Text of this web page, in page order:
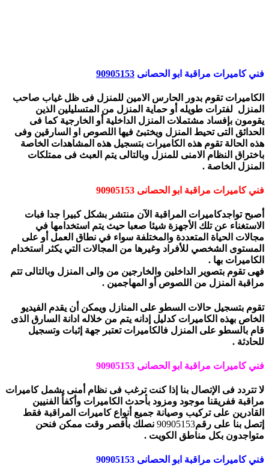
فني كاميرات مرا قبة ابو الحصانى 90905153
الكاميرات تقوم بدور الحارس الامين للمنزل فى ظل غياب صاحب
المنزل لفترات طويله أو حماية المنزل من المتسليلين الذين
يقومون بإفساد مشتملات المنزل الداخلية أو الخارجية كما فى
الحدائق التى تحيط المنزل ويختبئ فيها اللصوص او السارقين وفى
هذه الحالة تقوم هذه الكاميرات بتسجيل هذه المشاهدات الخاصة
باختراق النظام الامنى للمنزل وبالتالى يتم العبث فى ممتلكات
المنزل الخاصة .
فني كاميرات مراقبة ابو الحصانى 90905153
أصبح تواجدكاميرات المراقبة الآن منتشر بشكل كبيرا جدا فبات
الاستغناء عن تلك الأجهزة شيئا صعبا حيث يتم استخدامها في
مجالات الحياة المتعددة والمختلفة سواء في نطاق العمل أو على
المستوى الشخصي للأفراد وغيرها من المجالات التي يكثر استخدام
الكاميرات بها .
فهى تقوم بتصوير الداخلين والخارجين من والى المنزل وبالتالى تتم
مراقبة المنزل من اللصوص أ و المهاجمين .
تقوم بتسجيل حالات السطو على المنازل ويمكن أن يقدم الفيديو
الخاص بهذه الكاميرات كدليل إدانه يتم من خلاله ادانة السارق الذى
قام بالسطو على المنزل فالكاميرات تعتبر جهة إثبات وتسجيل
للحادثة .
فني كاميرات مراقبة ابو الحصانى 90905153
لا تتردد فى الإتصال بنا إذا كنت ترغب فى نظام أمنى يشمل كاميرات
مراقبة ففريقنا موجود ومزود بأحدث الكاميرات وأكفأ الفنيين
القادرين على تركيب وصيانة جميع أنواع كاميرات المراقبة فقط
إتصل بنا على رقم90905153 نصلك بأقصر وقت ممكن فنحن
متواجدون بكل مناطق الكويت .
فني كاميرات مراقبة ابو الحصانى 90905153